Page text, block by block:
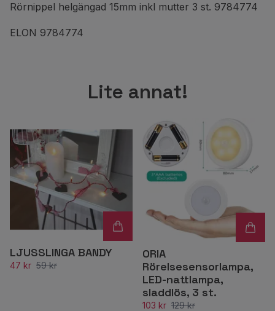
Rörnippel helgängad 15mm inkl mutter 3 st. 9784774
ELON 9784774
Lite annat!
LJUSSLINGA BANDY
47 kr 59 kr
ORIA
Rörelsesensorlampa,
LED-nattlampa,
sladdlös, 3 st.
103 kr 129 kr